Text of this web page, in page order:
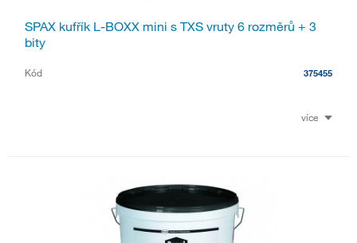
SPAX kufřík L-BOXX mini s TXS vruty 6 rozměrů + 3
bity
Kód 375455
více